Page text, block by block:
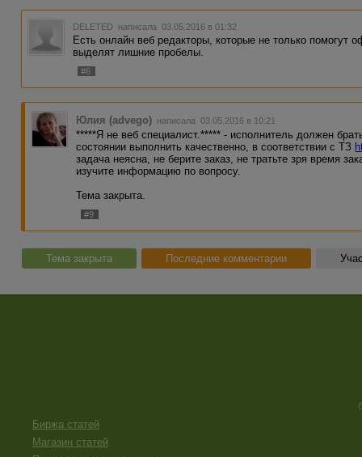
<li>последний пункт.</li>
</ol>
Знак препинания, завершающий предложение (или
Теги и специальные знаки ставятся вокруг текста без
Неправильно:
<name> Мир, труд, май </name>
DELETED написала 03.05.2016 в 01:32
Есть онлайн веб редакторы, которые не только помогут
выделят лишние пробелы.
#6
Юлия (advego) написала 03.05.2016 в 10:21
*****Я не веб специалист.***** - исполнитель должен
состоянии выполнить качественно, в соответствии с ТЗ
задача неясна, не берите заказ, не тратьте зря время
изучите информацию по вопросу.
Тема закрыта.
#9
Тема закрыта Последние комментарии
Биржа статей
Магазин статей